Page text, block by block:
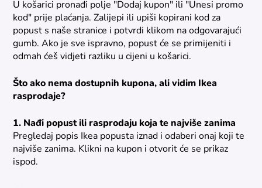
U košarici pronađi polje "Dodaj kupon" ili "Unesi promo
kod" prije plaćanja. Zalijepi ili upiši kopirani kod za
popust s naše stranice i potvrdi klikom na odgovarajući
gumb. Ako je sve ispravno, popust će se primijeniti i
odmah ćeš vidjeti razliku u cijeni u košarici.
Što ako nema dostupnih kupona, ali vidim Ikea
rasprodaje?
1. Nađi popust ili rasprodaju koja te najviše zanima
Pregledaj popis Ikea popusta iznad i odaberi onaj koji te
najviše zanima. Klikni na kupon i otvorit će se prikaz
ispod.